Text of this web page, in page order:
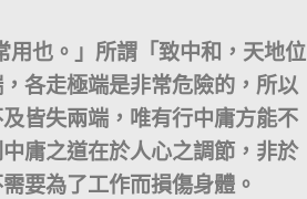
也。」所謂「致中和，天地位
各走極端是非常危險的，所以
皆失兩端，唯有行中庸方能不
庸之道在於人心之調節，非於
要為了工作而損傷身體。